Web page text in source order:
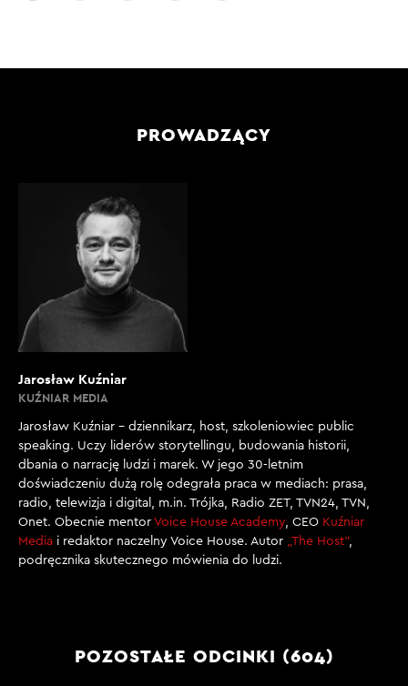
PROWADZĄCY
Jarosław Kuźniar
KUŹNIAR MEDIA
Jarosław Kuźniar – dziennikarz, host, szkoleniowiec public
speaking. Uczy liderów storytellingu, budowania historii,
dbania o narrację ludzi i marek. W jego 30-letnim
doświadczeniu dużą rolę odegrała praca w mediach: prasa,
radio, telewizja i digital, m.in. Trójka, Radio ZET, TVN24, TVN,
Onet. Obecnie mentor Voice House Academy, CEO Kuźniar
Media i redaktor naczelny Voice House. Autor „The Host”,
podręcznika skutecznego mówienia do ludzi.
POZOSTAŁE ODCINKI (604)